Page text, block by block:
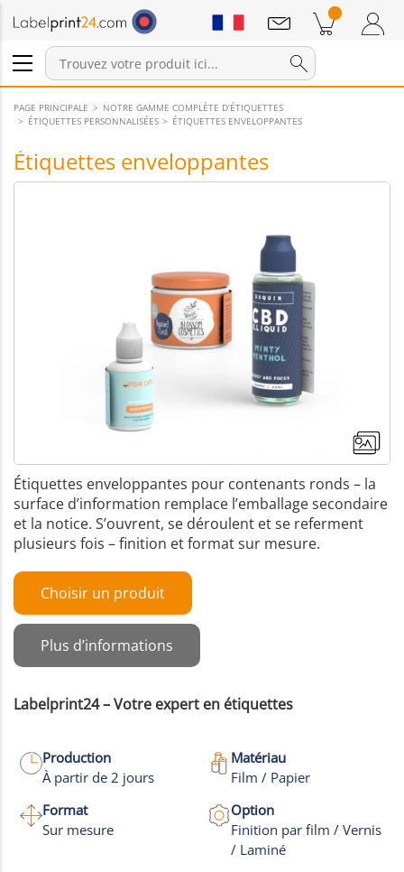
Connexion / Inscription
Produits dans le panier
Annonces
PAGE PRINCIPALE
NOTRE GAMME COMPLÈTE D’ÉTIQUETTES
ÉTIQUETTES PERSONNALISÉES
ÉTIQUETTES ENVELOPPANTES
Étiquettes enveloppantes
Étiquettes enveloppantes pour contenants ronds – la
surface d’information remplace l’emballage secondaire
et la notice. S’ouvrent, se déroulent et se referment
plusieurs fois – finition et format sur mesure.
Choisir un produit
Plus d’informations
Labelprint24 – Votre expert en étiquettes
Production
À partir de 2 jours
Matériau
Film / Papier
Format
Sur mesure
Option
Finition par film / Vernis
/ Laminé